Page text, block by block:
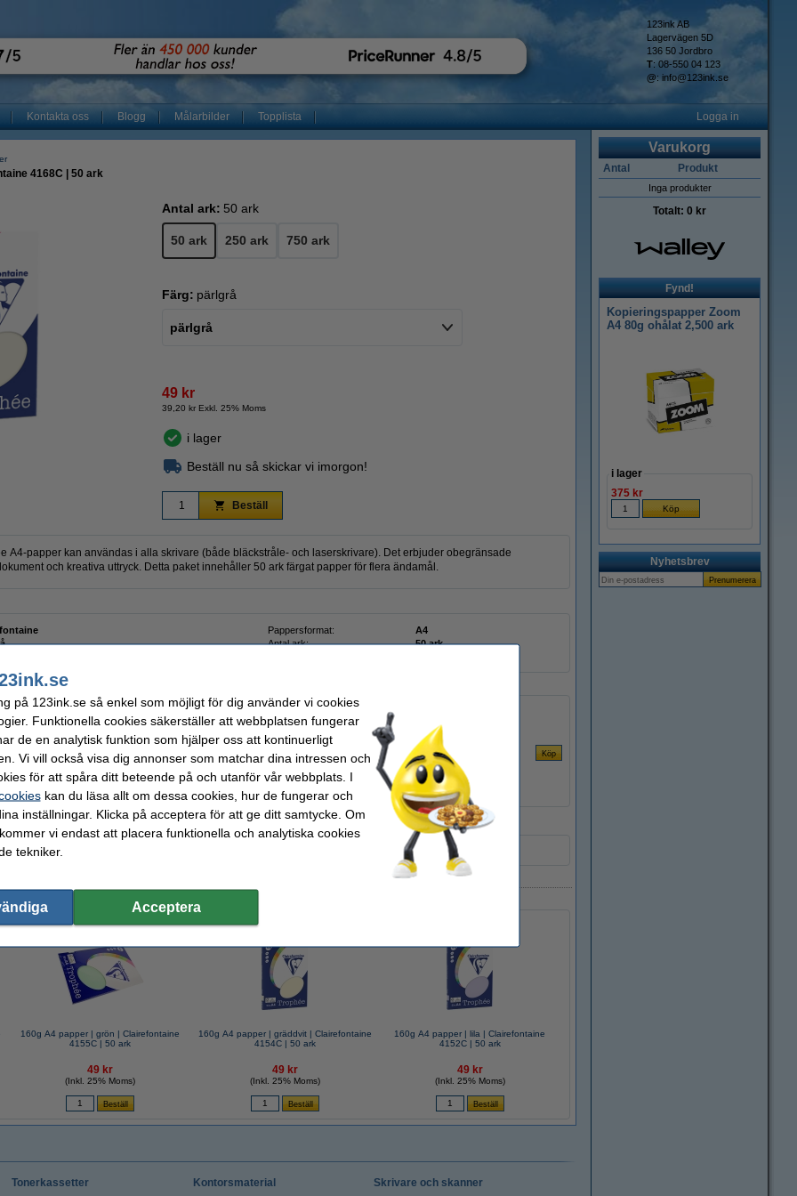
123ink AB
Lagervägen 5D
136 50 Jordbro
T: 08-550 04 123
@: info@123ink.se
Kontakta oss Blogg Målarbilder Topplista Logga in
4168C | 50 ark
Antal ark: 50 ark
50 ark 250 ark 750 ark
Färg: pärlgrå
pärlgrå
49 kr
39,20 kr Exkl. 25% Moms
i lager
Beställ nu så skickar vi imorgon!
Beställ
A4-papper kan användas i alla skrivare (både bläckstråle- och laserskrivare). Det erbjuder obegränsade
och kreativa uttryck. Detta paket innehåller 50 ark färgat papper för flera ändamål.
Pappersformat:
A4
Antal ark:
50 ark
ofta även dessa produkter!
160g A4 papper | grön | Clairefontaine
4155C | 50 ark
49 kr
(Inkl. 25% Moms)
​​​​​​​160g A4 papper | gräddvit | Clairefontaine
4154C | 50 ark
49 kr
(Inkl. 25% Moms)
​​​​​​​160g A4 papper | lila | Clairefontaine
4152C | 50 ark
49 kr
(Inkl. 25% Moms)
Varukorg
Antal Produkt
Inga produkter
Totalt: 0 kr
Fynd!
Kopieringspapper Zoom
A4 80g ohålat 2,500 ark
i lager
375 kr
Nyhetsbrev
Tonerkassetter Kontorsmaterial Skrivare och skanner
på 123ink.se så enkel som möjligt för dig använder vi cookies
Funktionella cookies säkerställer att webbplatsen fungerar
de en analytisk funktion som hjälper oss att kontinuerligt
Vi vill också visa dig annonser som matchar dina intressen och
för att spåra ditt beteende på och utanför vår webbplats. I
kan du läsa allt om dessa cookies, hur de fungerar och
inställningar. Klicka på acceptera för att ge ditt samtycke. Om
vi endast att placera funktionella och analytiska cookies
tekniker.
Acceptera